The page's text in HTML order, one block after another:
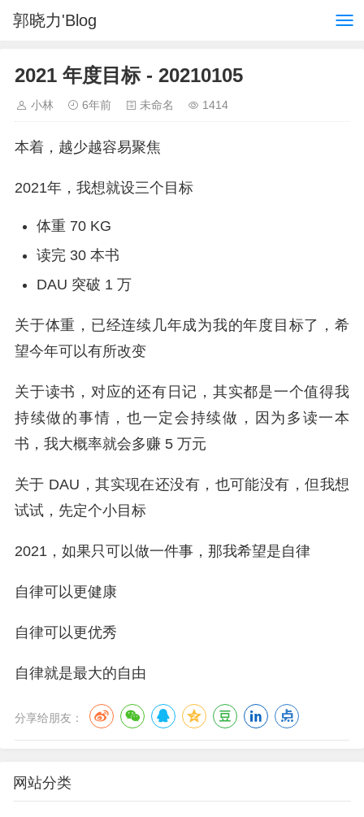
郭晓力'Blog
2021 年度目标 - 20210105
小林 6年前 未命名 1414
本着，越少越容易聚焦
2021年，我想就设三个目标
体重 70 KG
读完 30 本书
DAU 突破 1 万
关于体重，已经连续几年成为我的年度目标了，希
望今年可以有所改变
关于读书，对应的还有日记，其实都是一个值得我
持续做的事情，也一定会持续做，因为多读一本
书，我大概率就会多赚 5 万元
关于 DAU，其实现在还没有，也可能没有，但我想
试试，先定个小目标
2021，如果只可以做一件事，那我希望是自律
自律可以更健康
自律可以更优秀
自律就是最大的自由
分享给朋友：
网站分类